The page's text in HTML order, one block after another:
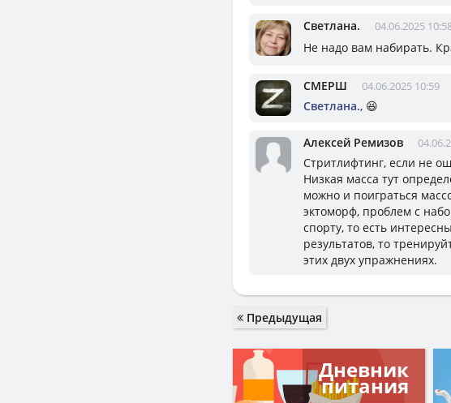
Светлана. 04.06.2025
Не надо вам набирать.
СМЕРШ 04.06.2025 10:59
Светлана., 😆
Алексей Ремизов
Стритлифтинг, если не
Низкая масса тут
можно и поиграться
эктоморф, проблем с
спорту, то есть
результатов, то
этих двух упражнениях.
Предыдущая
Дневник
питания